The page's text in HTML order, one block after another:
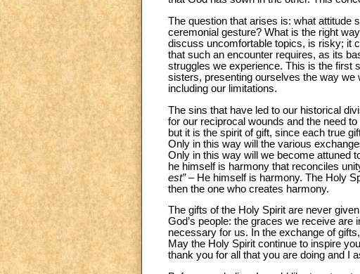
The question that arises is: what attitude
ceremonial gesture? What is the right
discuss uncomfortable topics, is risky; it
that such an encounter requires, as its
struggles we experience. This is the first
sisters, presenting ourselves the way we
including our limitations.
The sins that have led to our historical
for our reciprocal wounds and the need
but it is the spirit of gift, since each true
Only in this way will the various
Only in this way will we become attuned
he himself is harmony that reconciles
est”– He himself is harmony. The Holy
then the one who creates harmony.
The gifts of the Holy Spirit are never
God’s people: the graces we receive
necessary for us. In the exchange of
May the Holy Spirit continue to inspire
thank you for all that you are doing and I